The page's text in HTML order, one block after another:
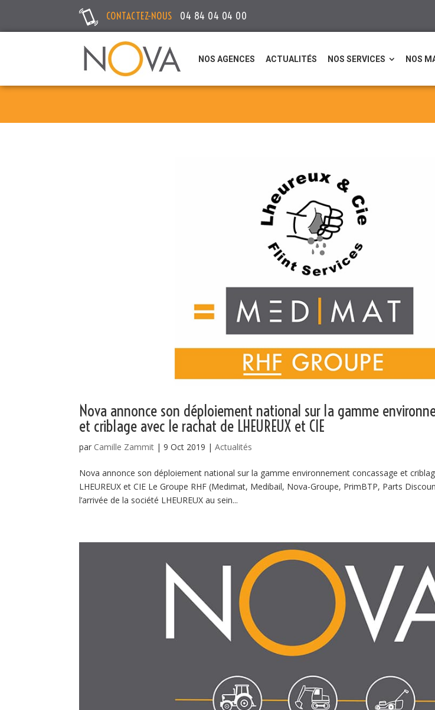
CONTACTEZ-NOUS 04 84 04 04 00
NOS AGENCES ACTUALITÉS NOS SERVICES NOS
Nova annonce son déploiement national sur la gamme
et criblage avec le rachat de LHEUREUX et CIE
par Camille Zammit |9 Oct 2019 |Actualités
Nova annonce son déploiement national sur la gamme environnement concassage et
LHEUREUX et CIE Le Groupe RHF (Medimat, Medibail, Nova-Groupe, PrimBTP, Parts
l’arrivée de la société LHEUREUX au sein...